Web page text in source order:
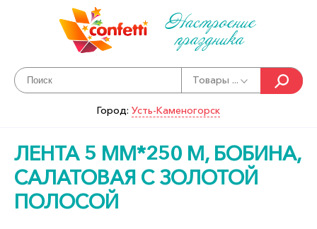
Настроение
праздника
Товары ...
Город: Усть-Каменогорск
ЛЕНТА 5 ММ*250 М, БОБИНА,
САЛАТОВАЯ С ЗОЛОТОЙ
ПОЛОСОЙ